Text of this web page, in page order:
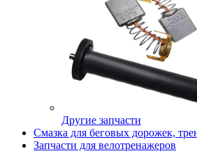
Другие запчасти
Смазка для беговых дорожек,
Запчасти для велотренажеров